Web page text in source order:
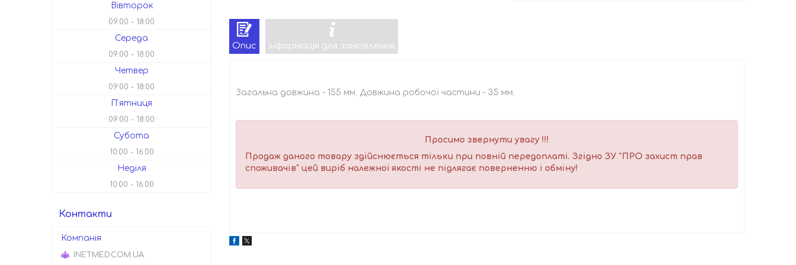
Опис Інформація для замовлення
Загальна довжина - 155 мм. Довжина робочої частини - 35 мм.
Просимо звернути увагу !!!
Продаж даного товару здійснюється тільки при повній передоплаті. Згідно ЗУ "ПРО захист прав
споживачів" цей виріб належної якості не підлягає поверненню і обміну!
Вівторок
09:00 18:00
Середа
09:00 18:00
Четвер
09:00 18:00
Пʼятниця
09:00 18:00
Субота
10:00 16:00
Неділя
10:00 16:00
Контакти
INETMED.COM.UA